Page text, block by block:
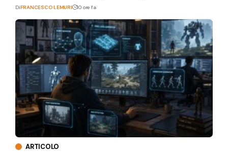
DiFRANCESCO LEMURI 10 ore fa
ARTICOLO